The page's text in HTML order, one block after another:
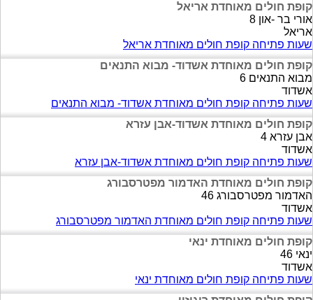
קופת חולים מאוחדת אריאל
אורי בר -און 8
אריאל
שעות פתיחה קופת חולים מאוחדת אריאל
קופת חולים מאוחדת אשדוד- מבוא התנאים
מבוא התנאים 6
אשדוד
שעות פתיחה קופת חולים מאוחדת אשדוד- מבוא התנאים
קופת חולים מאוחדת אשדוד-אבן עזרא
אבן עזרא 4
אשדוד
שעות פתיחה קופת חולים מאוחדת אשדוד-אבן עזרא
קופת חולים מאוחדת האדמור מפטרסבורג
האדמור מפטרסבורג 46
אשדוד
שעות פתיחה קופת חולים מאוחדת האדמור מפטרסבורג
קופת חולים מאוחדת ינאי
ינאי 46
אשדוד
שעות פתיחה קופת חולים מאוחדת ינאי